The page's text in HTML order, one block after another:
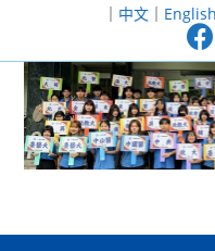
至
｜ 中文｜ English